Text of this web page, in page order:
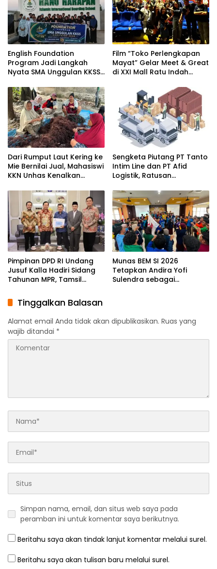
English Foundation
Program Jadi Langkah
Nyata SMA Unggulan KKSS
Berdaya Saing Global
Film “Toko Perlengkapan
Mayat” Gelar Meet & Great
di XXI Mall Ratu Indah
Dari Rumput Laut Kering ke
Mie Bernilai Jual, Mahasiswi
KKN Unhas Kenalkan
kepada Petani Desa
Baruga
Sengketa Piutang PT Tanto
Intim Line dan PT Afid
Logistik, Ratusan
Indonesia Timur Ikut
Dirugikan
Pimpinan DPD RI Undang
Jusuf Kalla Hadiri Sidang
Tahunan MPR, Tamsil
Membangun Solidaritas
Kepemimpinan Bangsa
Munas BEM SI 2026
Tetapkan Andira Yofi
Sulendra sebagai
Tinggalkan Balasan
Alamat email Anda tidak akan dipublikasikan. Ruas yang
wajib ditandai *
Simpan nama, email, dan situs web saya pada
peramban ini untuk komentar saya berikutnya.
Beritahu saya akan tindak lanjut komentar melalui surel.
Beritahu saya akan tulisan baru melalui surel.